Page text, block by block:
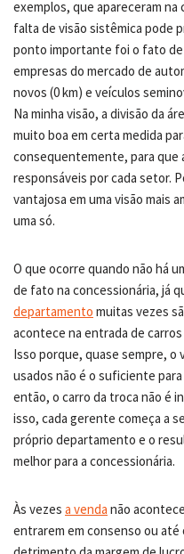
exemplos, que apareceram
falta de visão sistêmica pode
ponto importante foi o fato de
empresas do mercado de
novos (0 km) e veículos
Na minha visão, a divisão da
muito boa em certa medida
consequentemente, para que
responsáveis por cada setor.
vantajosa em uma visão mais
uma só.
O que ocorre quando não há
de fato na concessionária, já
departamento muitas vezes
acontece na entrada de
Isso porque, quase sempre, o
usados não é o suficiente
então, o carro da troca não é
isso, cada gerente começa a
próprio departamento e o
melhor para a concessionária.
Às vezes a venda não
entrarem em consenso ou até